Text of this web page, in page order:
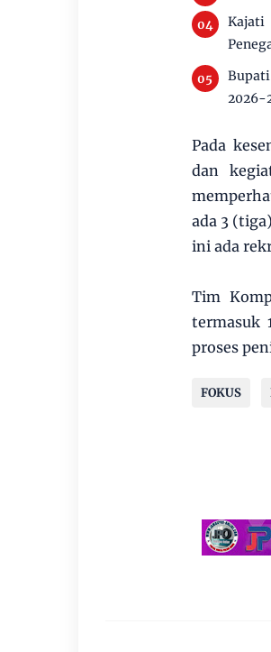
Kajati
2026-
Pada
dan
ada 3
ini ada
Tim
termasuk
proses
FOKUS